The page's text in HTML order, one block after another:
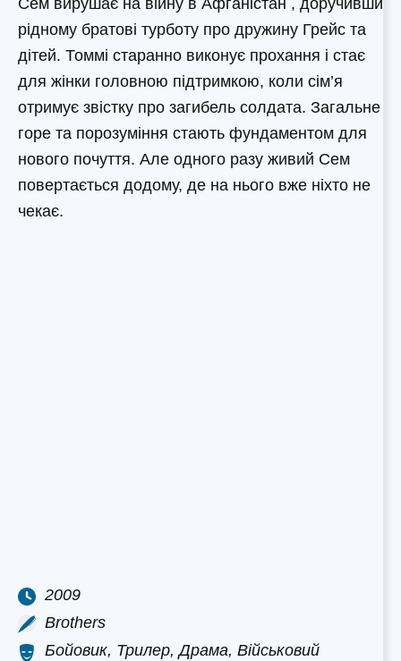
Сем вирушає на війну в Афганістан , доручивши
рідному братові турботу про дружину Грейс та
дітей. Томмі старанно виконує прохання і стає
для жінки головною підтримкою, коли сім’я
отримує звістку про загибель солдата. Загальне
горе та порозуміння стають фундаментом для
нового почуття. Але одного разу живий Сем
повертається додому, де на нього вже ніхто не
чекає.
2009
Brothers
Бойовик, Трилер, Драма, Військовий